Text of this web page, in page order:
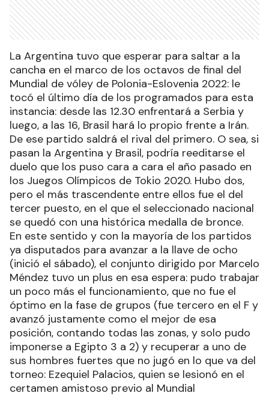
La Argentina tuvo que esperar para saltar a la
cancha en el marco de los octavos de final del
Mundial de vóley de Polonia-Eslovenia 2022: le
tocó el último día de los programados para esta
instancia: desde las 12.30 enfrentará a Serbia y
luego, a las 16, Brasil hará lo propio frente a Irán.
De ese partido saldrá el rival del primero. O sea, si
pasan la Argentina y Brasil, podría reeditarse el
duelo que los puso cara a cara el año pasado en
los Juegos Olímpicos de Tokio 2020. Hubo dos,
pero el más trascendente entre ellos fue el del
tercer puesto, en el que el seleccionado nacional
se quedó con una histórica medalla de bronce.
En este sentido y con la mayoría de los partidos
ya disputados para avanzar a la llave de ocho
(inició el sábado), el conjunto dirigido por Marcelo
Méndez tuvo un plus en esa espera: pudo trabajar
un poco más el funcionamiento, que no fue el
óptimo en la fase de grupos (fue tercero en el F y
avanzó justamente como el mejor de esa
posición, contando todas las zonas, y solo pudo
imponerse a Egipto 3 a 2) y recuperar a uno de
sus hombres fuertes que no jugó en lo que va del
torneo: Ezequiel Palacios, quien se lesionó en el
certamen amistoso previo al Mundial